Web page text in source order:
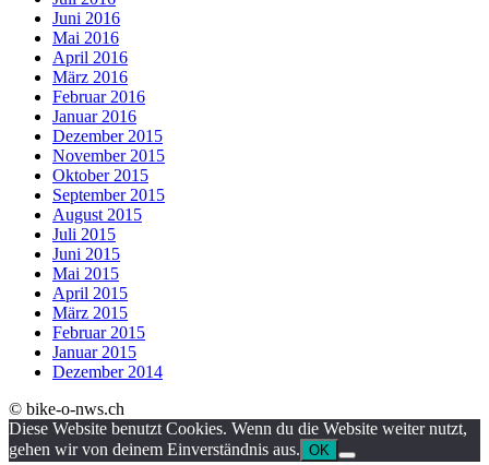
Juni 2016
Mai 2016
April 2016
März 2016
Februar 2016
Januar 2016
Dezember 2015
November 2015
Oktober 2015
September 2015
August 2015
Juli 2015
Juni 2015
Mai 2015
April 2015
März 2015
Februar 2015
Januar 2015
Dezember 2014
© bike-o-nws.ch
Diese Website benutzt Cookies. Wenn du die Website weiter nutzt,
gehen wir von deinem Einverständnis aus. OK